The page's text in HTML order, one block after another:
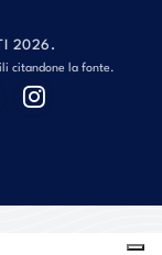
2026.
citandone la fonte.